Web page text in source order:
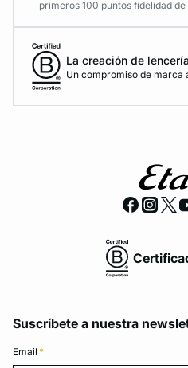
primeros 100 puntos fidelidad de
La creación de
Un compromiso de marca
Suscríbete a nuestra
Email *